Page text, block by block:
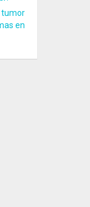
tumor
en